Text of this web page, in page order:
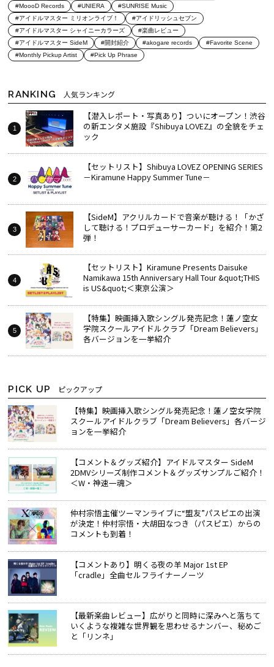
#MoooD Records
#UNIERA
#SUNRISE Music
#アイドルマスター ミリオンライブ！
#アイドリッシュセブン
#アイドルマスター シャイニーカラーズ
#楽曲レビュー
#アイドルマスター SideM
#開封紹介 #akogare records
#Favorite Scene
#Monthly Pickup Artist
#Pick Up Phrase
RANKING 人気ランキング
【潜入レポート・写真あり】ついにオープン！渋谷
の新エンタメ施設『Shibuya LOVEZ』の全貌をチェ
ック
【セットリスト】Shibuya LOVEZ OPENING SERIES
－Kiramune Happy Summer Tune－
【SideM】アクリルカードで音楽が聴ける！「かざ
して聴ける！プロデューサーカード」を紹介！第2
弾！
【セットリスト】Kiramune Presents Daisuke
Namikawa 15th Anniversary Hall Tour &quot;THIS
is US&quot;＜東京公演＞
【特集】映画挿入歌シングル発売記念！蓮ノ空女
学院スクールアイドルクラブ「Dream Believers」
各バージョンを一挙紹介
PICK UP ピックアップ
【特集】映画挿入歌シングル発売記念！蓮ノ空女学院
スクールアイドルクラブ「Dream Believers」各バージ
ョンを一挙紹介
【コメント＆グッズ紹介】アイドルマスター SideM
2DMVシリーズ制作コメント＆グッズサンプルご紹介！
＜W・神速一魂＞
仲村宗悟主催ツーマンライブに“盟友”パスピエの出演
が決定！仲村宗悟・大胡田なつき（パスピエ）からの
コメントも到着！
【コメントあり】明くる夜の羊 Major 1st EP
「cradle」全曲セルフライナーノーツ
【最新楽曲レビュー】広がりと同時に深みへと落ちて
いくような複雑な世界観を思わせるナンバー、秘めご
と「リンネ」